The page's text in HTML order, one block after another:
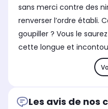
sans merci contre des
renverser l’ordre
goupiller ? Vous le
cette longue et
Les avis de nos